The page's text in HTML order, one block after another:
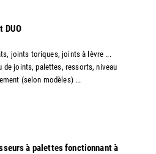
DUO
joints toriques, joints à lèvre ...
de joints, palettes, ressorts, niveau
(selon modèles) ...​​
à palettes fonctionnant à